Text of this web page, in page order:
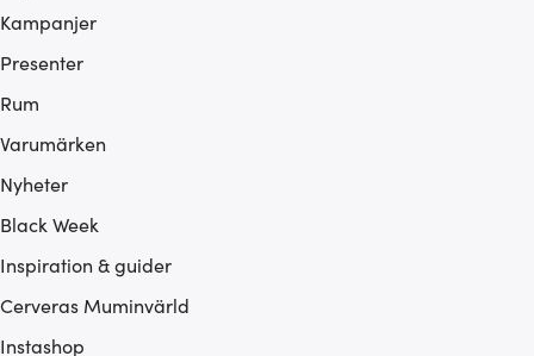
Kampanjer
Presenter
Rum
Varumärken
Nyheter
Black Week
Inspiration & guider
Cerveras Muminvärld
Instashop